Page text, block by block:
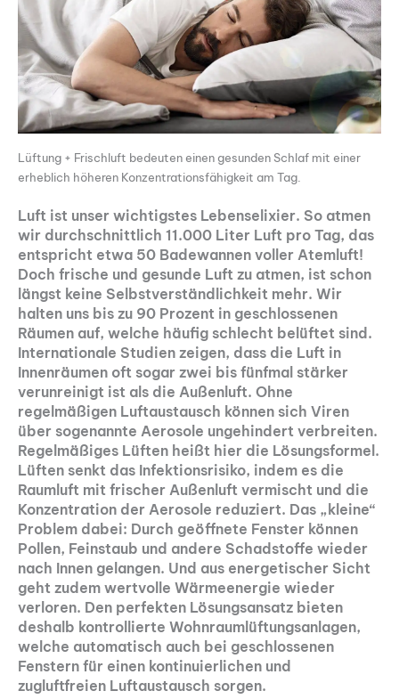
Lüftung + Frischluft bedeuten einen gesunden Schlaf mit einer
erheblich höheren Konzentrationsfähigkeit am Tag.
Luft ist unser wichtigstes Lebenselixier. So atmen
wir durchschnittlich 11.000 Liter Luft pro Tag, das
entspricht etwa 50 Badewannen voller Atemluft!
Doch frische und gesunde Luft zu atmen, ist schon
längst keine Selbstverständlichkeit mehr. Wir
halten uns bis zu 90 Prozent in geschlossenen
Räumen auf, welche häufig schlecht belüftet sind.
Internationale Studien zeigen, dass die Luft in
Innenräumen oft sogar zwei bis fünfmal stärker
verunreinigt ist als die Außenluft. Ohne
regelmäßigen Luftaustausch können sich Viren
über sogenannte Aerosole ungehindert verbreiten.
Regelmäßiges Lüften heißt hier die Lösungsformel.
Lüften senkt das Infektionsrisiko, indem es die
Raumluft mit frischer Außenluft vermischt und die
Konzentration der Aerosole reduziert. Das „kleine“
Problem dabei: Durch geöffnete Fenster können
Pollen, Feinstaub und andere Schadstoffe wieder
nach Innen gelangen. Und aus energetischer Sicht
geht zudem wertvolle Wärmeenergie wieder
verloren. Den perfekten Lösungsansatz bieten
deshalb kontrollierte Wohnraumlüftungsanlagen,
welche automatisch auch bei geschlossenen
Fenstern für einen kontinuierlichen und
zugluftfreien Luftaustausch sorgen.